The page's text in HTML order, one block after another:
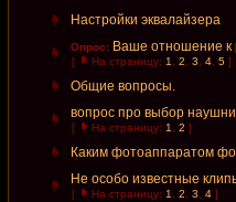
Настройки эквалайзера
Опрос: Ваше отношение к
[ На страницу: 1 2 3 4 5 ]
Общие вопросы.
вопрос про выбор
[ На страницу: 1 2 ]
Каким фотоаппаратом
Не особо известные
[ На страницу: 1 2 3 4 ]